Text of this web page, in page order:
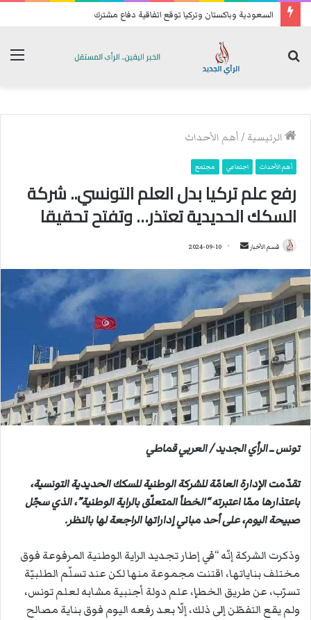
السعودية وباكستان وتركيا توقع اتفاقية دفاع مشترك
الرئيسية /أهم الأحداث
أهم الأحداث اجتماعي مجتمع
رفع علم تركيا بدل العلم التونسي.. شركة
السكك الحديدية تعتذر… وتفتح تحقيقا
قسم الأخبار
س
ل
ب
ي
د
إ
ل
ت
و
ن
2024-09-10
تونس ــ الرأي الجديد / العربي قماطي
تقدّمت الإدارة العامّة للشركة الوطنية للسكك الحديدية التونسية،
باعتذارها ممّا اعتبرته “الخطأ المتعلّق بالراية الوطنية”، الذي سجّل
صبيحة اليوم، على أحد مباني إداراتها الراجعة لها بالنظر.
وذكرت الشركة إنّه “في إطار تجديد الراية الوطنية المرفوعة فوق
مختلف بناياتها، اقتنت مجموعة منها لكن عند تسلّم الطلبيّة
تسرّب، عن طريق الخطإ، علم دولة أجنبية مشابه لعلم تونس،
ولم يقع التفطّن إلى ذلك، إلّا بعد رفعه اليوم فوق بناية مصالح